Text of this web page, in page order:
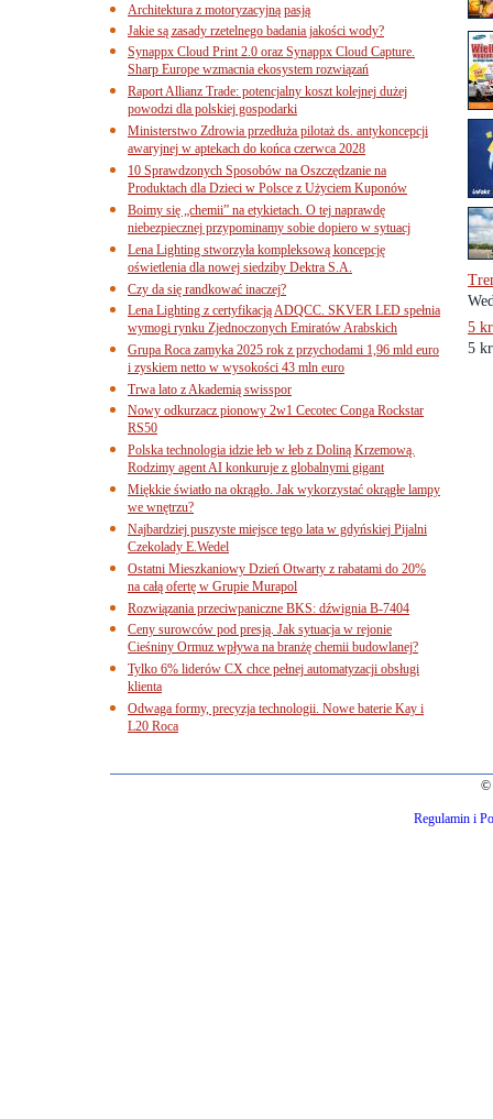
5
5
Architektura z motoryzacyjną pasją
Jakie są zasady rzetelnego badania jakości wody?
Synappx Cloud Print 2.0 oraz Synappx Cloud Capture.
Sharp Europe wzmacnia ekosystem rozwiązań
Raport Allianz Trade: potencjalny koszt kolejnej dużej
powodzi dla polskiej gospodarki
Ministerstwo Zdrowia przedłuża pilotaż ds. antykoncepcji
awaryjnej w aptekach do końca czerwca 2028
10 Sprawdzonych Sposobów na Oszczędzanie na
Produktach dla Dzieci w Polsce z Użyciem Kuponów
Boimy się „chemii” na etykietach. O tej naprawdę
niebezpiecznej przypominamy sobie dopiero w sytuacj
Lena Lighting stworzyła kompleksową koncepcję
oświetlenia dla nowej siedziby Dektra S.A.
Czy da się randkować inaczej?
Lena Lighting z certyfikacją ADQCC. SKVER LED spełnia
wymogi rynku Zjednoczonych Emiratów Arabskich
Grupa Roca zamyka 2025 rok z przychodami 1,96 mld euro
i zyskiem netto w wysokości 43 mln euro
Trwa lato z Akademią swisspor
Nowy odkurzacz pionowy 2w1 Cecotec Conga Rockstar
RS50
Polska technologia idzie łeb w łeb z Doliną Krzemową.
Rodzimy agent AI konkuruje z globalnymi gigant
Miękkie światło na okrągło. Jak wykorzystać okrągłe lampy
we wnętrzu?
Najbardziej puszyste miejsce tego lata w gdyńskiej Pijalni
Czekolady E.Wedel
Ostatni Mieszkaniowy Dzień Otwarty z rabatami do 20%
na całą ofertę w Grupie Murapol
Rozwiązania przeciwpaniczne BKS: dźwignia B-7404
Ceny surowców pod presją. Jak sytuacja w rejonie
Cieśniny Ormuz wpływa na branżę chemii budowlanej?
Tylko 6% liderów CX chce pełnej automatyzacji obsługi
klienta
Odwaga formy, precyzja technologii. Nowe baterie Kay i
L20 Roca
©
Regulamin i